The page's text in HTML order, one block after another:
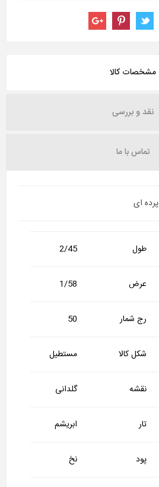
مشخصات کالا
نقد و بررسی
تماس با ما
پرده ای
طول 2/45
عرض 1/58
رج شمار 50
شکل کالا مستطیل
نقشه گلدانی
تار ابریشم
پود نخ